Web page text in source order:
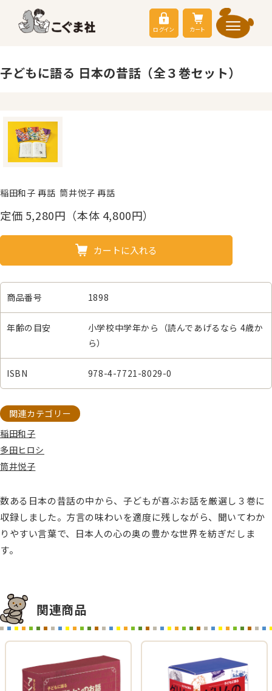
ログイン カート
子どもに語る 日本の昔話（全３巻セット）
稲田和子 再話 筒井悦子 再話
定価 5,280円（本体 4,800円）
カートに入れる
商品番号 1898
年齢の目安
小学校中学年から（読んであげるなら 4歳か
ら）
ISBN 978-4-7721-8029-0
関連カテゴリー
稲田和子
多田ヒロシ
筒井悦子
数ある日本の昔話の中から、子どもが喜ぶお話を厳選し３巻に
収録しました。方言の味わいを適度に残しながら、聞いてわか
りやすい言葉で、日本人の心の奥の豊かな世界を紡ぎだしま
す。
関連商品